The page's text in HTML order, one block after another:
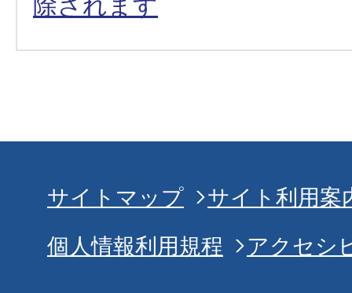
サイトマップ
サイト利用案
個人情報利用規程
アクセシ